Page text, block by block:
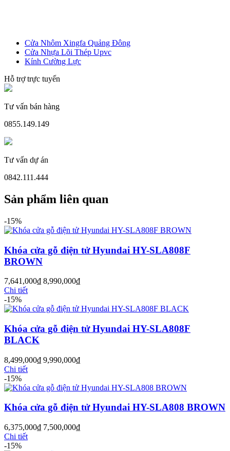
Cửa Nhựa Vân Gỗ
Cửa Nhựa Lõi Thép Upvc
Cửa Nhôm Xingfa Quảng Đông
Cửa Nhựa Lõi Thép Upvc
Kính Cường Lực
Hỗ trợ trực tuyến
Tư vấn bán hàng
0855.149.149
Tư vấn dự án
0842.111.444
Sản phẩm liên quan
-15%
Khóa cửa gỗ điện tử Hyundai HY-SLA808F
BROWN
7,641,000₫ 8,990,000₫
Chi tiết
-15%
Khóa cửa gỗ điện tử Hyundai HY-SLA808F
BLACK
8,499,000₫ 9,990,000₫
Chi tiết
-15%
Khóa cửa gỗ điện tử Hyundai HY-SLA808 BROWN
6,375,000₫ 7,500,000₫
Chi tiết
-15%